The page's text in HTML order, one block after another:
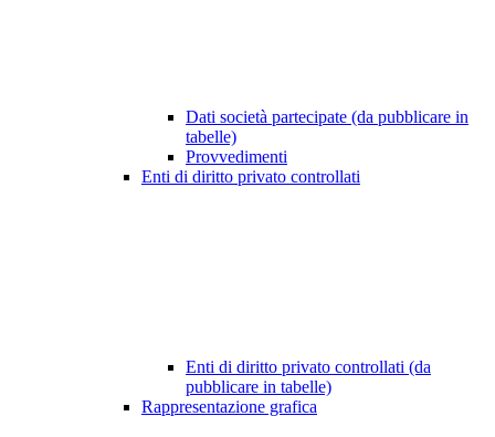
Dati società partecipate (da pubblicare in
tabelle)
Provvedimenti
Enti di diritto privato controllati
Enti di diritto privato controllati (da
pubblicare in tabelle)
Rappresentazione grafica